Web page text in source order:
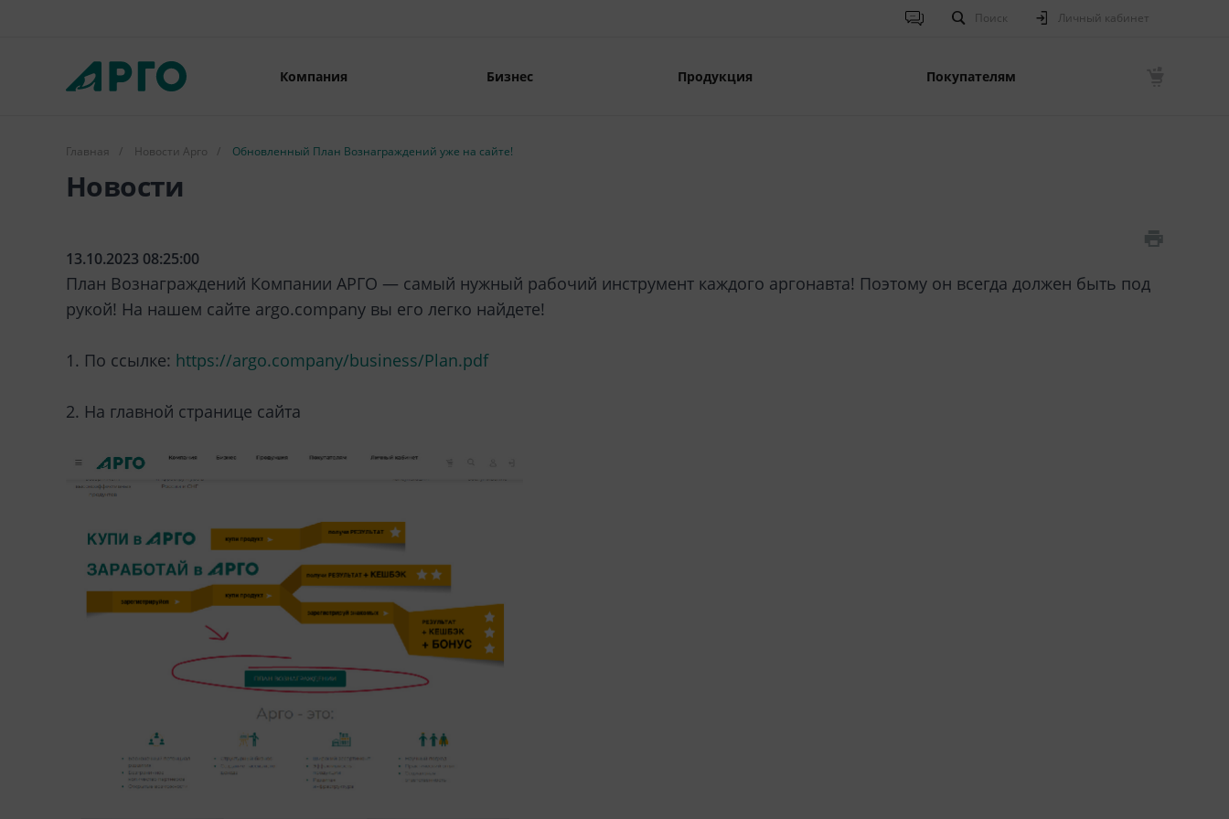
Поиск Личный кабинет
Компания Бизнес Продукция Покупателям
Главная / Новости Арго / Обновленный План Вознаграждений уже на сайте!
Новости
13.10.2023 08:25:00
План Вознаграждений Компании АРГО — самый нужный рабочий инструмент каждого аргонавта! Поэтому он всегда должен быть под
рукой! На нашем сайте argo.company вы его легко найдете!
1. По ссылке: https://argo.company/business/Plan.pdf
2. На главной странице сайта